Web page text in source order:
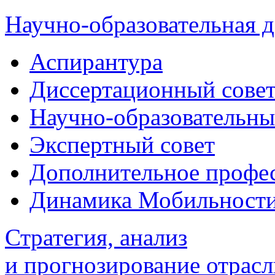
Научно-образовательная
Аспирантура
Диссертационный
Научно-
Экспертный совет
Дополнительное
Динамика
Стратегия, анализ
и прогнозирование